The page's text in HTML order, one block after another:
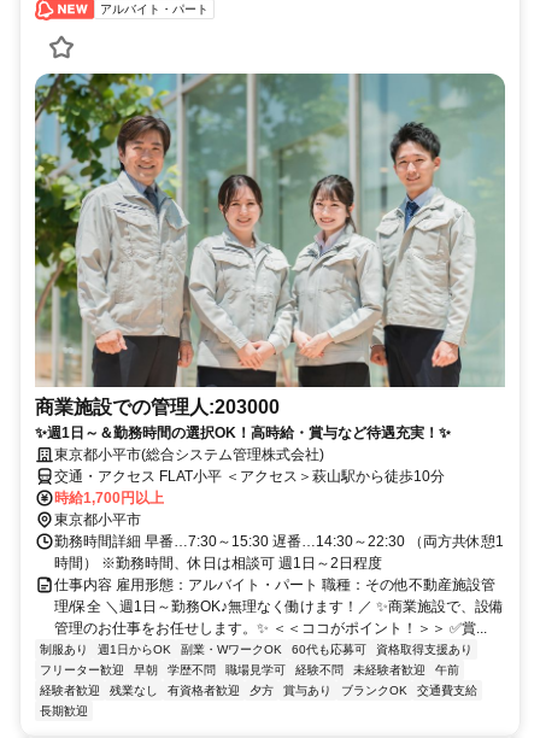
アルバイト・パート
商業施設での管理人:203000
✨週1日～＆勤務時間の選択OK！高時給・賞与など待遇充実！✨
東京都小平市(総合システム管理株式会社)
交通・アクセス FLAT小平 ＜アクセス＞萩山駅から徒歩10分
時給1,700円以上
東京都小平市
勤務時間詳細 早番…7:30～15:30 遅番…14:30～22:30 （両方共休憩1
時間） ※勤務時間、休日は相談可 週1日～2日程度
仕事内容 雇用形態：アルバイト・パート 職種：その他不動産施設管
理/保全 ＼週1日～勤務OK♪無理なく働けます！／ ✨商業施設で、設備
管理のお仕事をお任せします。✨ ＜＜ココがポイント！＞＞ ✅賞...
制服あり 週1日からOK 副業・WワークOK 60代も応募可
資格取得支援あり
フリーター歓迎
早朝 学歴不問 職場見学可 経験不問 未経験者歓迎
午前
経験者歓迎
残業なし 有資格者歓迎 夕方 賞与あり ブランクOK
交通費支給
長期歓迎